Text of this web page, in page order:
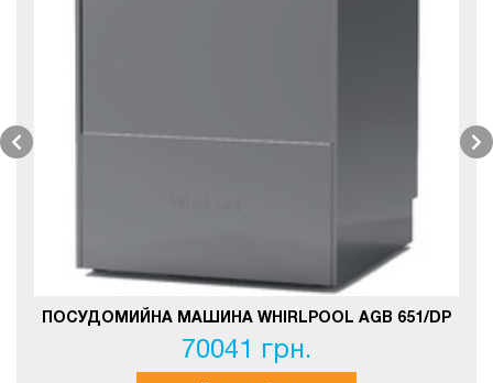
ПОСУДОМИЙНА МАШИНА WHIRLPOOL AGB 651/DP
70041 грн.